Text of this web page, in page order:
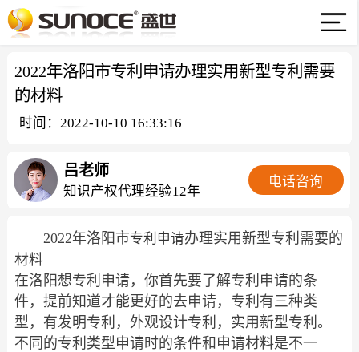
2022年洛阳市专利申请办理实用新型专利需要
的材料
时间：2022-10-10 16:33:16
吕老师
知识产权代理经验12年
电话咨询
2022年洛阳市专利申请办理实用新型专利需要的
材料
在洛阳想专利申请，你首先要了解专利申请的条
件，提前知道才能更好的去申请，专利有三种类
型，有发明专利，外观设计专利，实用新型专利。
不同的专利类型申请时的条件和申请材料是不一